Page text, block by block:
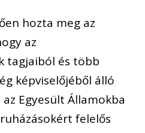
hozta meg az
az
tagjaiból és több
képviselőjéből álló
Egyesült Államokba
felelős